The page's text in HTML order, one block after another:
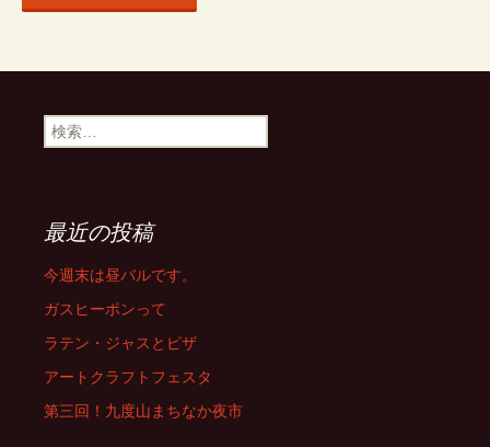
検
索:
最近の投稿
今週末は昼バルです。
ガスヒーポンって
ラテン・ジャスとピザ
アートクラフトフェスタ
第三回！九度山まちなか夜市